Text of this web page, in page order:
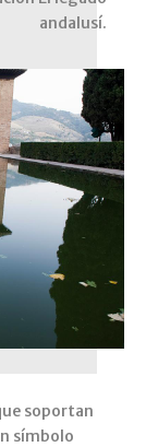
andalusí.
soportan
símbolo